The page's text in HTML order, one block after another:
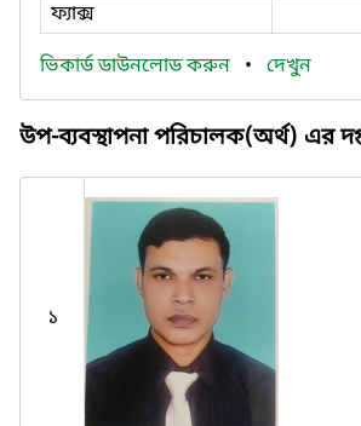
ফ্যাক্স
ভিকার্ড ডাউনলোড করুন • দেখুন
উপ-ব্যবস্থাপনা পরিচালক(অর্থ) এর
১